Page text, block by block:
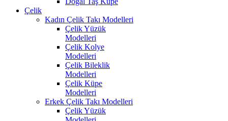
Çelik
Kadın Çelik Takı Modelleri
Çelik Yüzük
Modelleri
Çelik Kolye
Modelleri
Çelik Bileklik
Modelleri
Çelik Küpe
Modelleri
Erkek Çelik Takı Modelleri
Çelik Yüzük